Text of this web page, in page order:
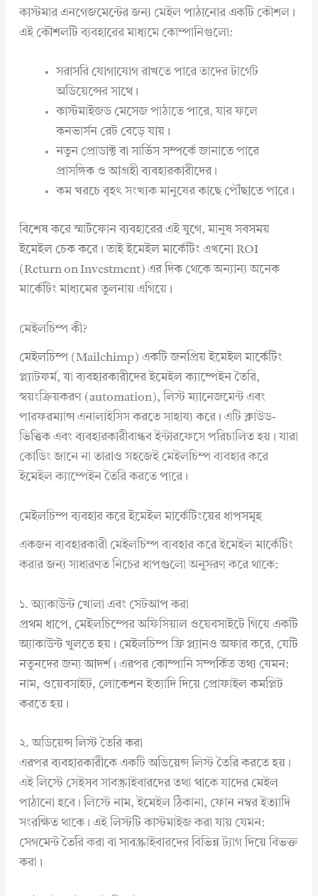
কাস্টমার এনগেজমেন্টের জন্য মেইল পাঠানোর একটি কৌশল।
এই কৌশলটি ব্যবহারের মাধ্যমে কোম্পানিগুলো:
সরাসরি যোগাযোগ রাখতে পারে তাদের টার্গেট
অডিয়েন্সের সাথে।
কাস্টমাইজড মেসেজ পাঠাতে পারে, যার ফলে
কনভার্সন রেট বেড়ে যায়।
নতুন প্রোডাক্ট বা সার্ভিস সম্পর্কে জানাতে পারে
প্রাসঙ্গিক ও আগ্রহী ব্যবহারকারীদের।
কম খরচে বৃহৎ সংখ্যক মানুষের কাছে পৌঁছাতে পারে।
বিশেষ করে স্মার্টফোন ব্যবহারের এই যুগে, মানুষ সবসময়
ইমেইল চেক করে। তাই ইমেইল মার্কেটিং এখনো ROI
(Return on Investment) এর দিক থেকে অন্যান্য অনেক
মার্কেটিং মাধ্যমের তুলনায় এগিয়ে।
মেইলচিম্প কী?
মেইলচিম্প (Mailchimp) একটি জনপ্রিয় ইমেইল মার্কেটিং
প্ল্যাটফর্ম, যা ব্যবহারকারীদের ইমেইল ক্যাম্পেইন তৈরি,
স্বয়ংক্রিয়করণ (automation), লিস্ট ম্যানেজমেন্ট এবং
পারফরম্যান্স এনালাইসিস করতে সাহায্য করে। এটি ক্লাউড-
ভিত্তিক এবং ব্যবহারকারীবান্ধব ইন্টারফেসে পরিচালিত হয়। যারা
কোডিং জানে না তারাও সহজেই মেইলচিম্প ব্যবহার করে
ইমেইল ক্যাম্পেইন তৈরি করতে পারে।
মেইলচিম্প ব্যবহার করে ইমেইল মার্কেটিংয়ের ধাপসমূহ
একজন ব্যবহারকারী মেইলচিম্প ব্যবহার করে ইমেইল মার্কেটিং
করার জন্য সাধারণত নিচের ধাপগুলো অনুসরণ করে থাকে:
১. অ্যাকাউন্ট খোলা এবং সেটআপ করা
প্রথম ধাপে, মেইলচিম্পের অফিসিয়াল ওয়েবসাইটে গিয়ে একটি
অ্যাকাউন্ট খুলতে হয়। মেইলচিম্প ফ্রি প্ল্যানও অফার করে, যেটি
নতুনদের জন্য আদর্শ। এরপর কোম্পানি সম্পর্কিত তথ্য যেমন:
নাম, ওয়েবসাইট, লোকেশন ইত্যাদি দিয়ে প্রোফাইল কমপ্লিট
করতে হয়।
২. অডিয়েন্স লিস্ট তৈরি করা
এরপর ব্যবহারকারীকে একটি অডিয়েন্স লিস্ট তৈরি করতে হয়।
এই লিস্টে সেইসব সাবস্ক্রাইবারদের তথ্য থাকে যাদের মেইল
পাঠানো হবে। লিস্টে নাম, ইমেইল ঠিকানা, ফোন নম্বর ইত্যাদি
সংরক্ষিত থাকে। এই লিস্টটি কাস্টমাইজ করা যায় যেমন:
সেগমেন্ট তৈরি করা বা সাবস্ক্রাইবারদের বিভিন্ন ট্যাগ দিয়ে বিভক্ত
করা।